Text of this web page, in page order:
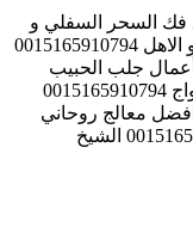
فك السحر السفلي و
سحر التفريق بين الزوجين و تسخير الازواج و الاهل 0015165910794
جلب الحبيب
وجلب الزوج وفك الأسحار وتسهيل امور الزواج 0015165910794
معالج روحاني
مجاني لعلاج السحر والمس والتابعة 0015165910794 الشيخ